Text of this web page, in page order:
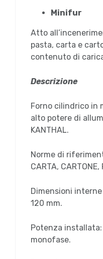
Minifur
Atto
pasta, carta e
contenuto di
Descrizione
Forno cilindrico in
alto potere di
KANTHAL.
Norme di
CARTA, CARTONE,
Dimensioni
120 mm.
Potenza installata:
monofase.